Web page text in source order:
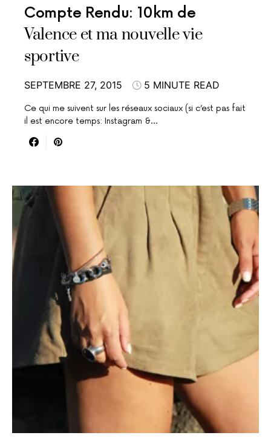
Compte Rendu: 10km de
Valence et ma nouvelle vie
sportive
SEPTEMBRE 27, 2015 5 MINUTE READ
Ce qui me suivent sur les réseaux sociaux (si c’est pas fait
il est encore temps: Instagram &…